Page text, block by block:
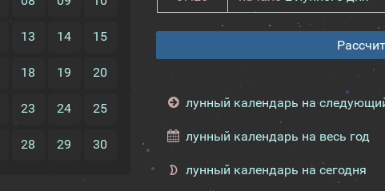
13 14 15
18 19 20
23 24 25
28 29 30
лунный календарь на
лунный календарь на весь год
лунный календарь на сегодня